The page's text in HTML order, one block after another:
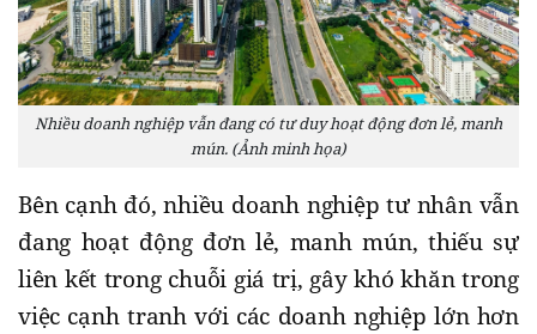
Nhiều doanh nghiệp vẫn đang có tư duy hoạt động đơn lẻ, manh
mún. (Ảnh minh họa)
Bên cạnh đó, nhiều doanh nghiệp tư nhân vẫn
đang hoạt động đơn lẻ, manh mún, thiếu sự
liên kết trong chuỗi giá trị, gây khó khăn trong
việc cạnh tranh với các doanh nghiệp lớn hơn